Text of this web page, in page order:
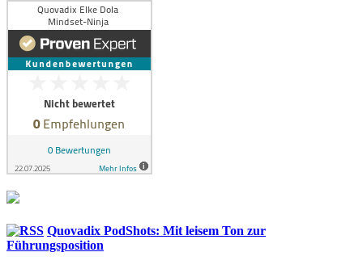
Quovadix PodShots: Mit leisem Ton zur
Führungsposition